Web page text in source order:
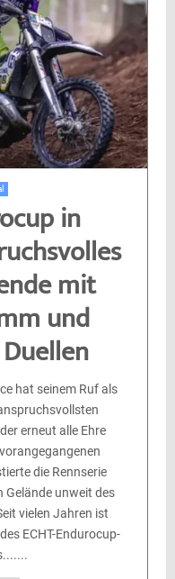
in
mit
und
hat seinem Ruf als
erneut alle Ehre
die Rennserie
unweit des
vielen Jahren ist
ECHT-Endurocup-